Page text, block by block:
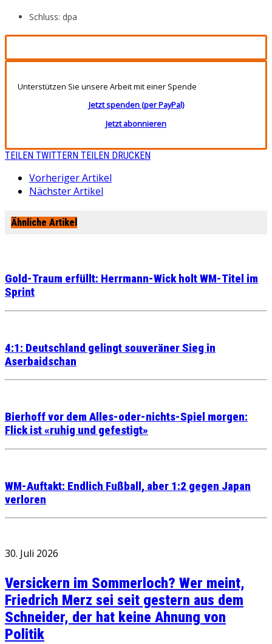
Schluss: dpa
Unterstützen Sie unsere Arbeit mit einer Spende
Jetzt spenden (per PayPal)
Jetzt abonnieren
TEILEN TWITTERN TEILEN DRUCKEN
Vorheriger Artikel
Nächster Artikel
Ähnliche Artikel
Gold-Traum erfüllt: Herrmann-Wick holt WM-Titel im
Sprint
4:1: Deutschland gelingt souveräner Sieg in
Aserbaidschan
Bierhoff vor dem Alles-oder-nichts-Spiel morgen:
Flick ist «ruhig und gefestigt»
WM-Auftakt: Endlich Fußball, aber 1:2 gegen Japan
verloren
30. Juli 2026
Versickern im Sommerloch? Wer meint,
Friedrich Merz sei seit gestern aus dem
Schneider, der hat keine Ahnung von
Politik